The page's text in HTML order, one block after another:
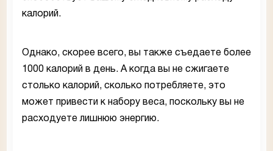
калорий.
Однако, скорее всего, вы также съедаете более
1000 калорий в день. А когда вы не сжигаете
столько калорий, сколько потребляете, это
может привести к набору веса, поскольку вы не
расходуете лишнюю энергию.